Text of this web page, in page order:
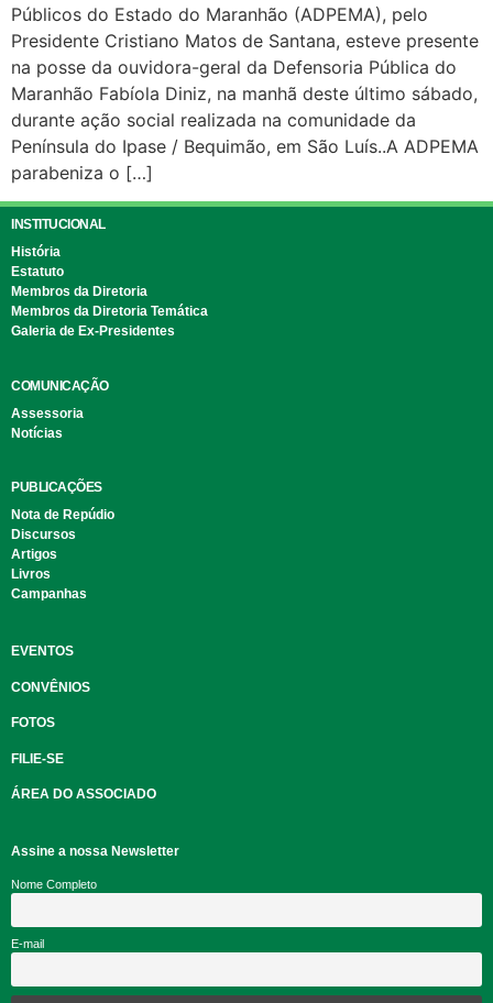
Públicos do Estado do Maranhão (ADPEMA), pelo
Presidente Cristiano Matos de Santana, esteve presente
na posse da ouvidora-geral da Defensoria Pública do
Maranhão Fabíola Diniz, na manhã deste último sábado,
durante ação social realizada na comunidade da
Península do Ipase / Bequimão, em São Luís..A ADPEMA
parabeniza o […]
INSTITUCIONAL
História
Estatuto
Membros da Diretoria
Membros da Diretoria Temática
Galeria de Ex-Presidentes
COMUNICAÇÃO
Assessoria
Notícias
PUBLICAÇÕES
Nota de Repúdio
Discursos
Artigos
Livros
Campanhas
EVENTOS
CONVÊNIOS
FOTOS
FILIE-SE
ÁREA DO ASSOCIADO
Assine a nossa Newsletter
Nome Completo
E-mail